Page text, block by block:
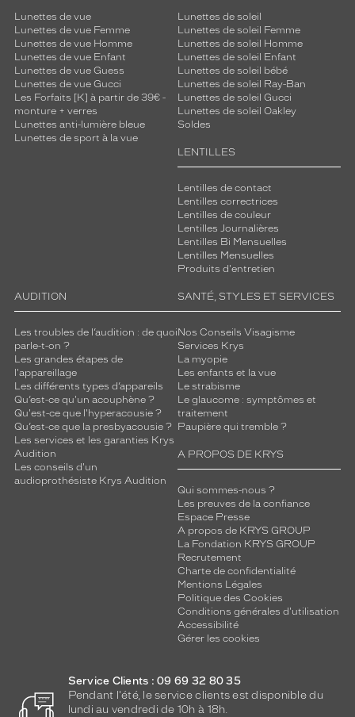
Lunettes de vue
Lunettes de vue Femme
Lunettes de vue Homme
Lunettes de vue Enfant
Lunettes de vue Guess
Lunettes de vue Gucci
Les Forfaits [K] à partir de 39€ -
monture + verres
Lunettes anti-lumière bleue
Lunettes de sport à la vue
Lunettes de soleil
Lunettes de soleil Femme
Lunettes de soleil Homme
Lunettes de soleil Enfant
Lunettes de soleil bébé
Lunettes de soleil Ray-Ban
Lunettes de soleil Gucci
Lunettes de soleil Oakley
Soldes
LENTILLES
Lentilles de contact
Lentilles correctrices
Lentilles de couleur
Lentilles Journalières
Lentilles Bi Mensuelles
Lentilles Mensuelles
Produits d'entretien
AUDITION
Les troubles de l’audition : de quoi
parle-t-on ?
Les grandes étapes de
l'appareillage
Les différents types d’appareils
Qu’est-ce qu'un acouphène ?
Qu'est-ce que l'hyperacousie ?
Qu’est-ce que la presbyacousie ?
Les services et les garanties Krys
Audition
Les conseils d'un
audioprothésiste Krys Audition
SANTÉ, STYLES ET SERVICES
Nos Conseils Visagisme
Services Krys
La myopie
Les enfants et la vue
Le strabisme
Le glaucome : symptômes et
traitement
Paupière qui tremble ?
A PROPOS DE KRYS
Qui sommes-nous ?
Les preuves de la confiance
Espace Presse
A propos de KRYS GROUP
La Fondation KRYS GROUP
Recrutement
Charte de confidentialité
Mentions Légales
Politique des Cookies
Conditions générales d'utilisation
Accessibilité
Gérer les cookies
Service Clients : 09 69 32 80 35
Pendant l'été, le service clients est disponible du
lundi au vendredi de 10h à 18h.